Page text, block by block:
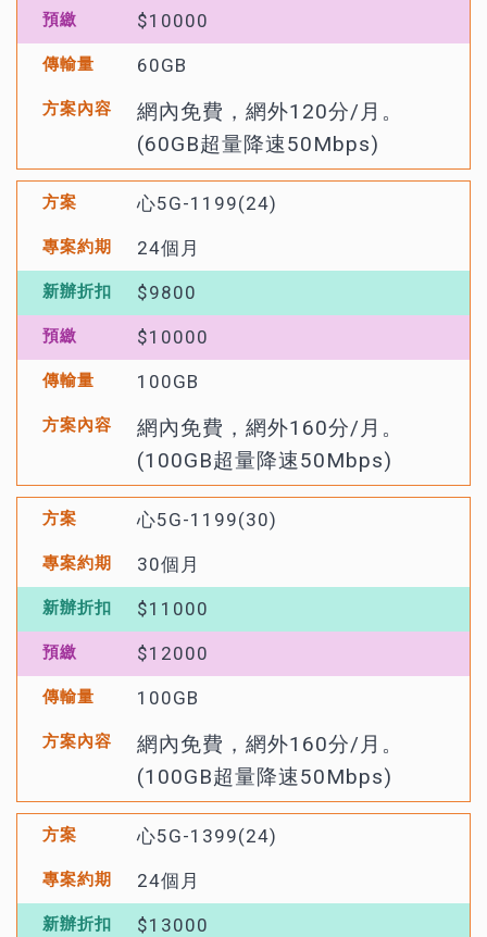
$10000
60GB
網內免費，網外120分/月。
(60GB超量降速50Mbps)
心5G-1199(24)
24個月
$9800
$10000
100GB
網內免費，網外160分/月。
(100GB超量降速50Mbps)
心5G-1199(30)
30個月
$11000
$12000
100GB
網內免費，網外160分/月。
(100GB超量降速50Mbps)
心5G-1399(24)
24個月
$13000